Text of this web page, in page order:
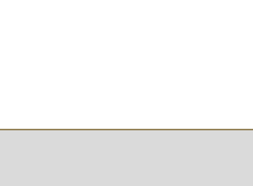
Höhe 4,4 mm Inkl. 4 Softpads: Ø 56